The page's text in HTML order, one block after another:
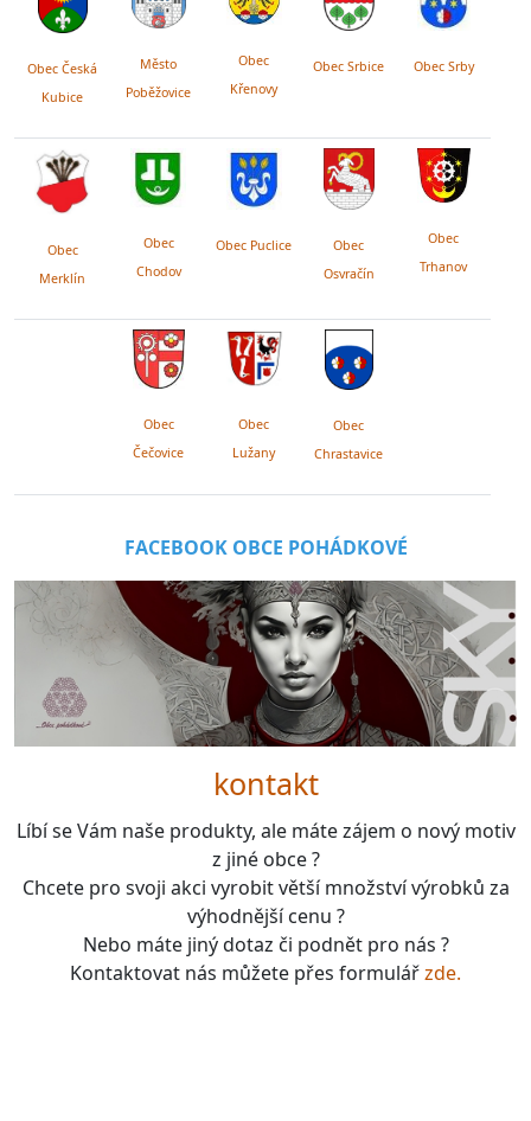
Obec Česká
Kubice
Město
Poběžovice
Obec
Křenovy
Obec Srbice Obec Srby
Obec
Merklín
Obec
Chodov
Obec Puclice
Obec
Osvračín
Obec
Trhanov
Obec
Čečovice
Obec
Lužany
Obec
Chrastavice
FACEBOOK OBCE POHÁDKOVÉ
kontakt
Líbí se Vám naše produkty, ale máte zájem o nový motiv
z jiné obce ?
Chcete pro svoji akci vyrobit větší množství výrobků za
výhodnější cenu ?
Nebo máte jiný dotaz či podnět pro nás ?
Kontaktovat nás můžete přes formulářzde.